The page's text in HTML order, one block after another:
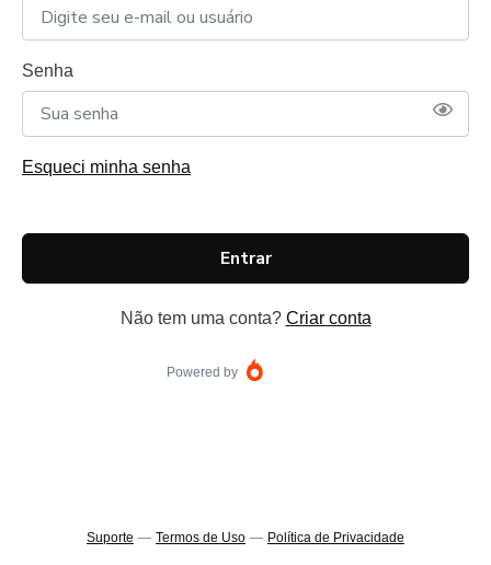
Senha
Esqueci minha senha
Entrar
Não tem uma conta? Criar conta
Powered by
Suporte — Termos de Uso — Política de Privacidade